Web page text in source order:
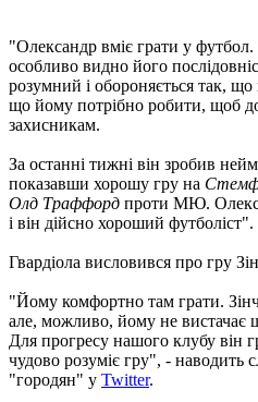
"Олександр вміє грати у
особливо видно його
розумний і обороняється так,
що йому потрібно робити, щоб
захисникам.
За останні тижні він зробив
показавши хорошу гру на
Олд Траффорд проти МЮ.
і він дійсно хороший футболіст".
Гвардіола висловився про гру
"Йому комфортно там грати.
але, можливо, йому не вистачає
Для прогресу нашого клубу він
чудово розуміє гру", - наводить
"городян" у Twitter.